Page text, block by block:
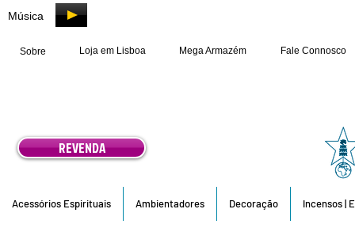
Música
Sobre Loja em Lisboa Mega Armazém Fale Connosco
REVENDA
Acessórios Espirituais Ambientadores Decoração Incensos |